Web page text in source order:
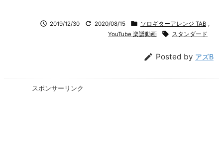
 2019/12/30  2020/08/15  ソロギターアレンジ TAB ,
YouTube 楽譜動画
 スタンダード
 Posted by アズB
スポンサーリンク